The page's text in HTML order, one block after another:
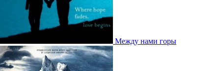
Между нами горы